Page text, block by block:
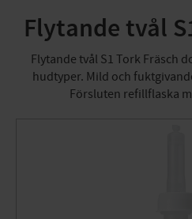
Flytande tvål
Flytande tvål S1 Tork Fräsch
hudtyper. Mild och
Försluten refillflaska